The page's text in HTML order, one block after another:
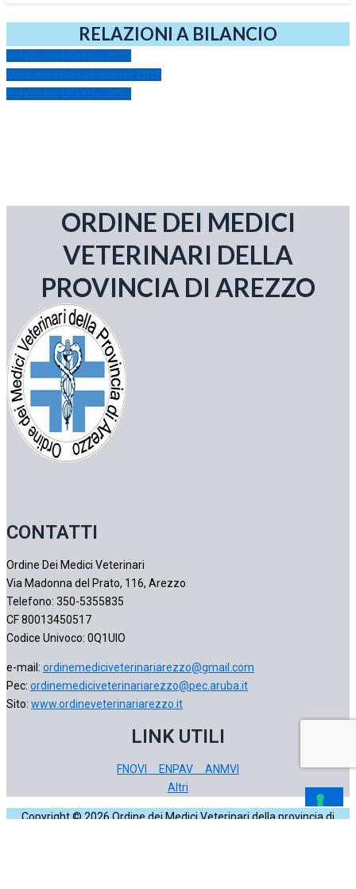
RELAZIONI A BILANCIO
Relazione bilancio 2015
Nota integrativa bilancio 2015
Relazione bilancio 2017
ORDINE DEI MEDICI
VETERINARI DELLA
PROVINCIA DI AREZZO
CONTATTI
Ordine Dei Medici Veterinari
Via Madonna del Prato, 116, Arezzo
Telefono: 350-5355835
CF 80013450517
Codice Univoco: 0Q1UIO
e-mail: ordinemediciveterinariarezzo@gmail.com
Pec: ordinemediciveterinariarezzo@pec.aruba.it
Sito: www.ordineveterinariarezzo.it
LINK UTILI
FNOVI ENPAV ANMVI
Altri
Copyright © 2026 Ordine dei Medici Veterinari della provincia di